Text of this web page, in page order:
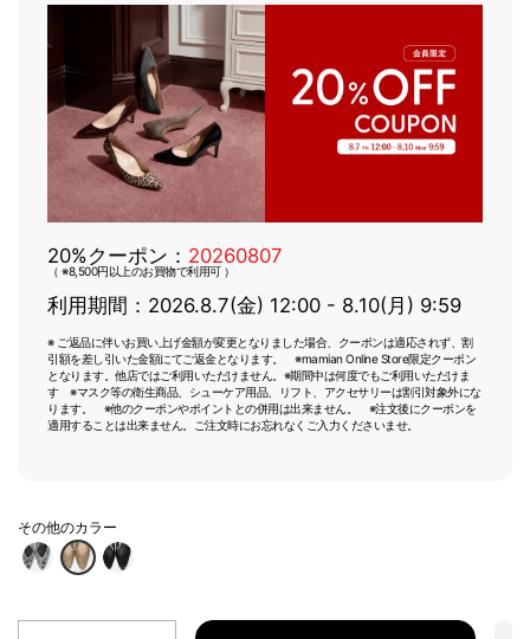
20%クーポン： 20260807
（ ※8,500円以上のお買物で利用可 ）
利用期間：2026.8.7(金) 12:00 - 8.10(月) 9:59
※ ご返品に伴いお買い上げ金額が変更となりました場合、クーポンは適応されず、割
引額を差し引いた金額にてご返金となります。 ※mamian Online Store限定クーポン
となります。他店ではご利用いただけません。※期間中は何度でもご利用いただけま
す ※マスク等の衛生商品、シューケア用品、リフト、アクセサリーは割引対象外にな
ります。 ※他のクーポンやポイントとの併用は出来ません。 ※注文後にクーポンを
適用することは出来ません。ご注文時にお忘れなくご入力くださいませ。
その他のカラー